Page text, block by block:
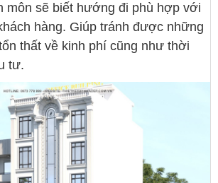
môn sẽ biết hướng đi phù hợp với
hàng. Giúp tránh được những
thất về kinh phí cũng như thời
tư.